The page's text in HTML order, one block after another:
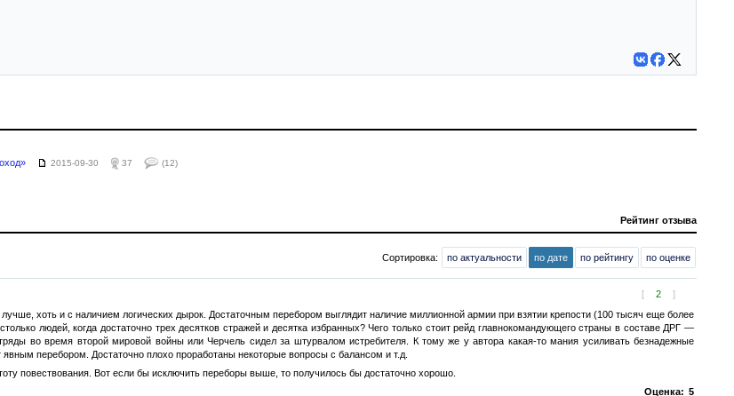
2015-09-30 37 (12)
Рейтинг отзыва
Сортировка: по актуальности по дате по рейтингу по оценке
[ 2 ]
хоть и с наличием логических дырок. Достаточным перебором выглядит наличие миллионной армии при взятии крепости (100 тысяч еще более
людей, когда достаточно трех десятков стражей и десятка избранных? Чего только стоит рейд главнокомандующего страны в составе ДРГ —
во время второй мировой войны или Черчель сидел за штурвалом истребителя. К тому же у автора какая-то мания усиливать безнадежные
явным перебором. Достаточно плохо проработаны некоторые вопросы с балансом и т.д.
повествования. Вот если бы исключить переборы выше, то получилось бы достаточно хорошо.
Оценка: 5